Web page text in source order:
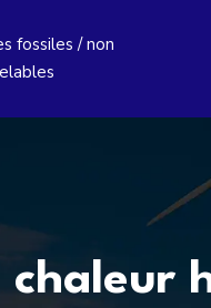
fossiles / non